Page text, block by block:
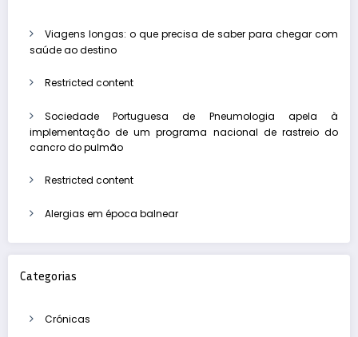
Viagens longas: o que precisa de saber para chegar com
saúde ao destino
Restricted content
Sociedade Portuguesa de Pneumologia apela à
implementação de um programa nacional de rastreio do
cancro do pulmão
Restricted content
Alergias em época balnear
Categorias
Crónicas